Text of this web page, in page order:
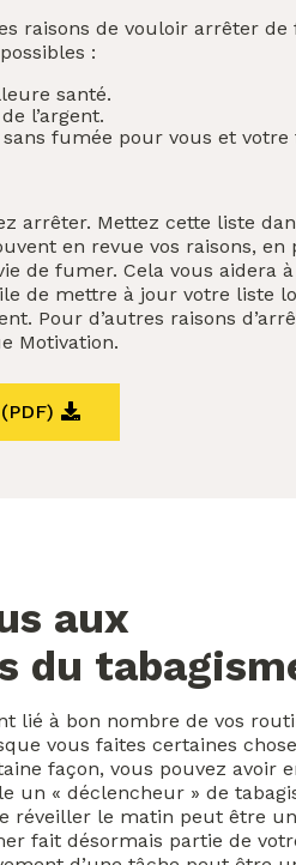
raisons de vouloir arrêter de
:
santé.
l’argent.
fumée pour vous et votre
arrêter. Mettez cette liste
en revue vos raisons,
de fumer. Cela vous aidera
de mettre à jour votre liste
Pour d’autres raisons
Motivation.
aux
du
lié à bon nombre de vos
vous faites certaines
façon, vous pouvez avoir
un « déclencheur » de
réveiller le matin peut être un
fait désormais partie de